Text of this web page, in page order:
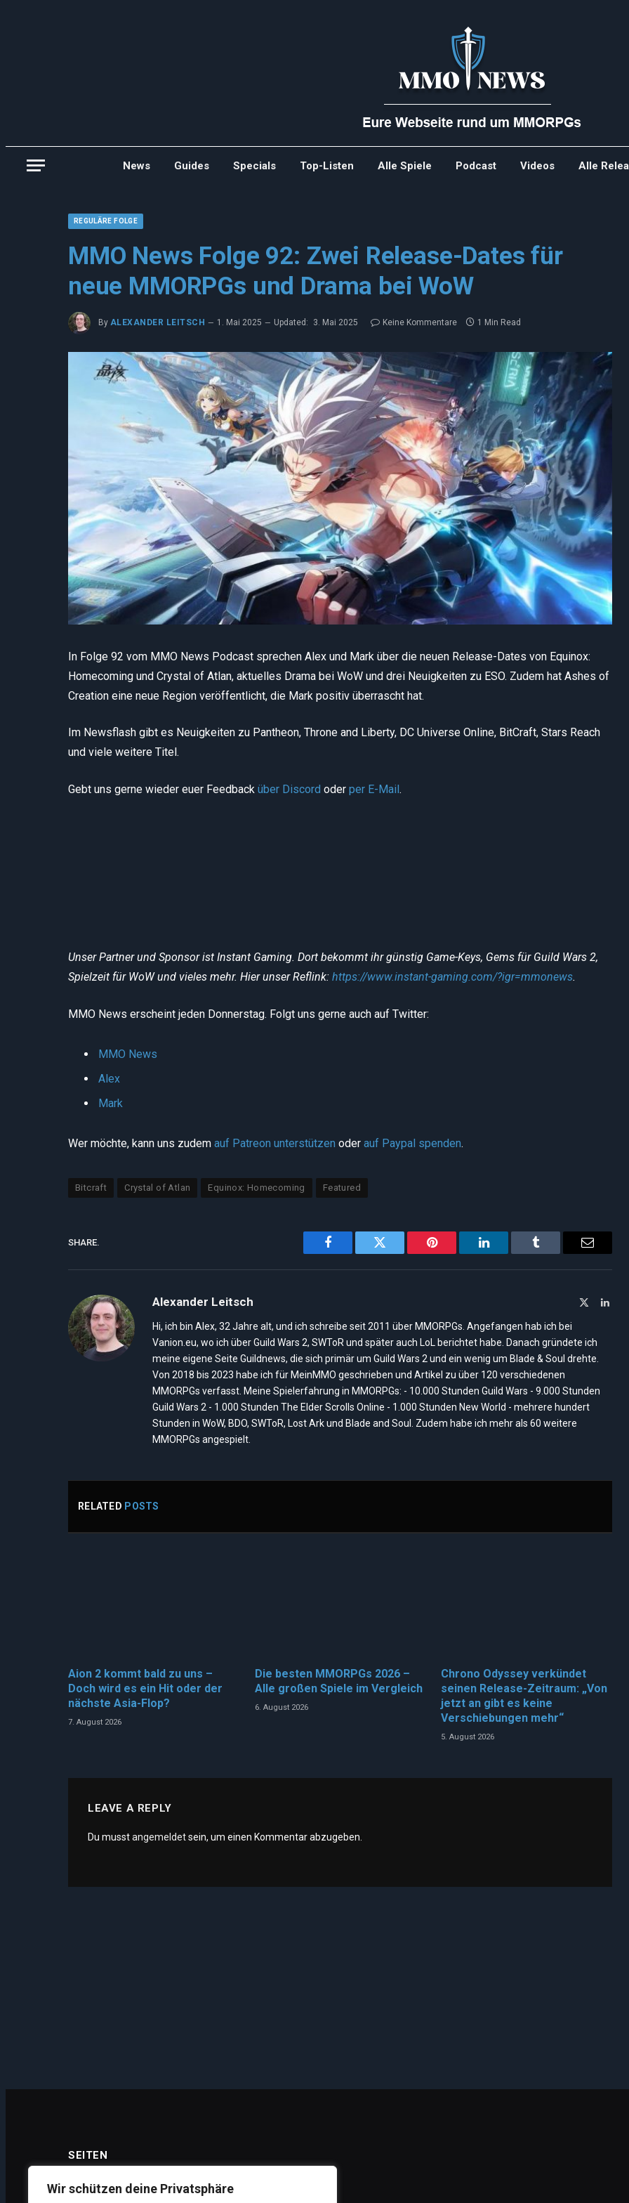
Wir schützen deine Privatsphäre
News Guides Specials Top-Listen Alle Spiele Podcast Videos Alle
REGULÄRE FOLGE
MMO News Folge 92: Zwei Release-Dates für
neue MMORPGs und Drama bei WoW
By ALEXANDER LEITSCH 1. Mai 2025 Updated: 3. Mai 2025 Keine Kommentare 1 Min Read
In Folge 92 vom MMO News Podcast sprechen Alex und Mark über die neuen Release-Dates von Equinox:
Homecoming und Crystal of Atlan, aktuelles Drama bei WoW und drei Neuigkeiten zu ESO. Zudem hat Ashes of
Creation eine neue Region veröffentlicht, die Mark positiv überrascht hat.
Im Newsflash gibt es Neuigkeiten zu Pantheon, Throne and Liberty, DC Universe Online, BitCraft, Stars Reach
und viele weitere Titel.
Gebt uns gerne wieder euer Feedback über Discord oder per E-Mail.
Unser Partner und Sponsor ist Instant Gaming. Dort bekommt ihr günstig Game-Keys, Gems für Guild Wars 2,
Spielzeit für WoW und vieles mehr. Hier unser Reflink: https://www.instant-gaming.com/?igr=mmonews.
MMO News erscheint jeden Donnerstag. Folgt uns gerne auch auf Twitter:
MMO News
Alex
Mark
Wer möchte, kann uns zudem auf Patreon unterstützen oder auf Paypal spenden.
Bitcraft Crystal of Atlan Equinox: Homecoming Featured
SHARE.
Facebook Twitter Pinterest LinkedIn Tumblr Email
Alexander Leitsch
Hi, ich bin Alex, 32 Jahre alt, und ich schreibe seit 2011 über MMORPGs. Angefangen hab ich bei
Vanion.eu, wo ich über Guild Wars 2, SWToR und später auch LoL berichtet habe. Danach gründete ich
meine eigene Seite Guildnews, die sich primär um Guild Wars 2 und ein wenig um Blade & Soul drehte.
Von 2018 bis 2023 habe ich für MeinMMO geschrieben und Artikel zu über 120 verschiedenen
MMORPGs verfasst. Meine Spielerfahrung in MMORPGs: - 10.000 Stunden Guild Wars - 9.000 Stunden
Guild Wars 2 - 1.000 Stunden The Elder Scrolls Online - 1.000 Stunden New World - mehrere hundert
Stunden in WoW, BDO, SWToR, Lost Ark und Blade and Soul. Zudem habe ich mehr als 60 weitere
MMORPGs angespielt.
RELATED POSTS
Aion 2 kommt bald zu uns –
Doch wird es ein Hit oder der
nächste Asia-Flop?
7. August 2026
Die besten MMORPGs 2026 –
Alle großen Spiele im Vergleich
6. August 2026
Chrono Odyssey verkündet
seinen Release-Zeitraum: „Von
jetzt an gibt es keine
Verschiebungen mehr“
5. August 2026
LEAVE A REPLY
Du musstangemeldetsein, um einen Kommentar abzugeben.
SEITEN